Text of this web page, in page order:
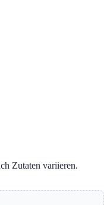
Zutaten variieren.